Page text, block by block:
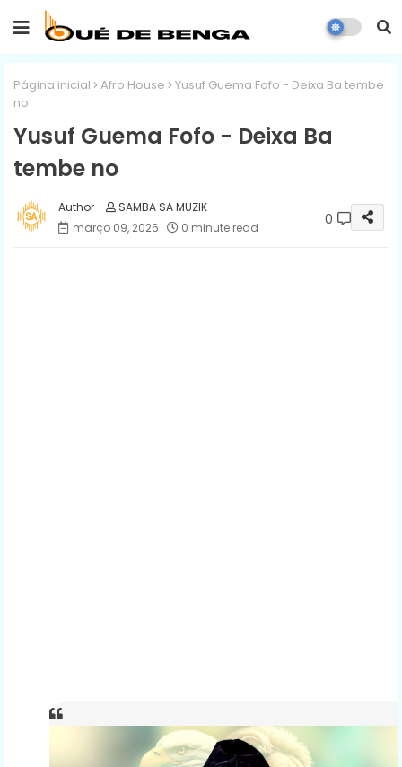
Página inicial Afro House
Yusuf Guema Fofo - Deixa Ba tembe
no
Yusuf Guema Fofo - Deixa Ba
tembe no
SAMBA SA MUZIK
março 09, 2026
0 minute read 0